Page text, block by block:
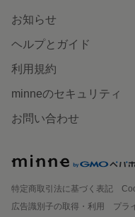
お知らせ
ヘルプとガイド
利用規約
minneのセキュリティ
お問い合わせ
特定商取引法に基づく表記
広告識別子の取得・利用
プラ